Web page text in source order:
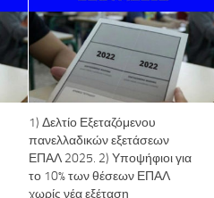
1) Δελτίο Εξεταζόμενου
πανελλαδικών εξετάσεων
ΕΠΑΛ 2025. 2) Υποψήφιοι για
το 10% των θέσεων ΕΠΑΛ
χωρίς νέα εξέταση